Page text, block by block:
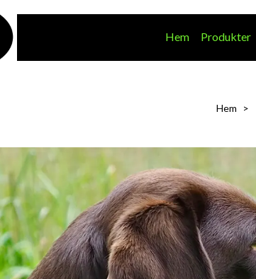
Hem Produkter
Hem